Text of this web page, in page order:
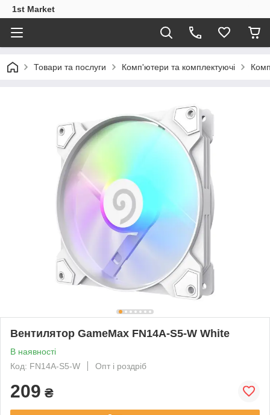
1st Market
Товари та послуги Комп'ютери та комплектуючі
Вентилятор GameMax FN14A-S5-W White
В наявності
Код: FN14A-S5-W
Опт і роздріб
209 ₴